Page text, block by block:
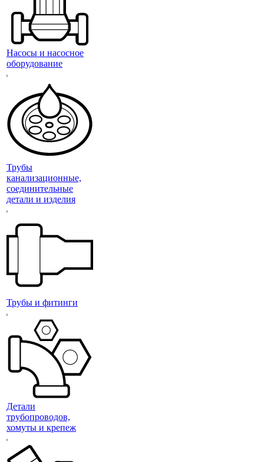
Насосы и насосное
оборудование
Трубы
канализационные,
соединительные
детали и изделия
Трубы и фитинги
Детали
трубопроводов,
хомуты и крепеж